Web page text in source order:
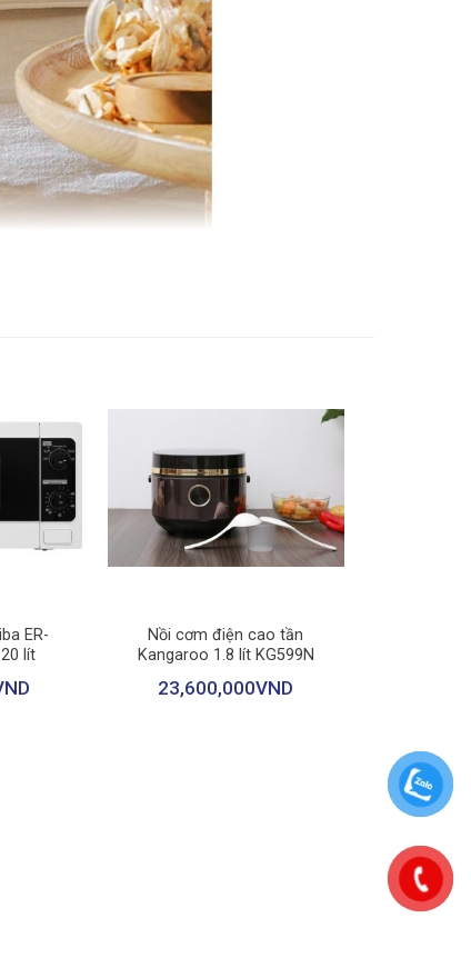
Quốc
theo chính sách Hãng), Pin (12 tháng
Đặc biệt, đầu hút khe 2 trong 1 giúp bạn làm
ER-
lít
Nồi cơm điện cao tần
Kangaroo 1.8 lít KG599N
23,600,000VND